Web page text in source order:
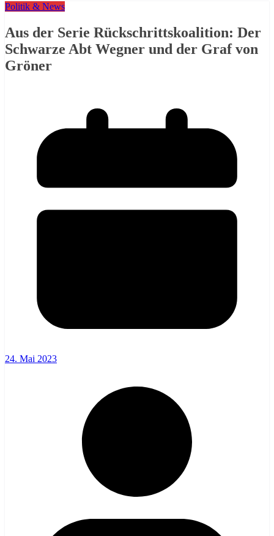
Politik & News
Aus der Serie Rückschrittskoalition: Der
Schwarze Abt Wegner und der Graf von
Gröner
24. Mai 2023